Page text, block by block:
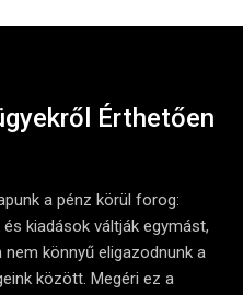
Érthetően
a pénz körül forog:
és kiadások váltják egymást,
nem könnyű eligazodnunk a
között. Megéri ez a